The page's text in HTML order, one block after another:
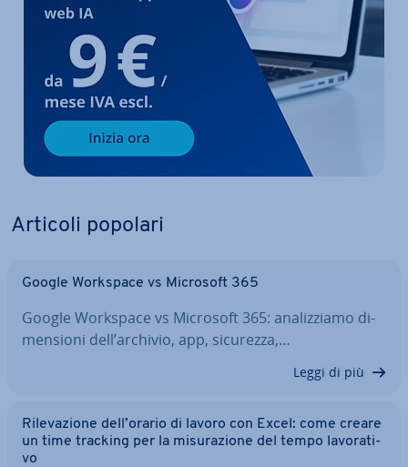
Articoli popolari
Google Workspace vs Microsoft 365
Google Workspace vs Microsoft 365: ana­liz­zia­mo di­
men­sio­ni dell’archivio, app, sicurezza,…
Leggi di più
Ri­le­va­zio­ne dell’orario di lavoro con Excel: come creare
un time tracking per la mi­su­ra­zio­ne del tempo la­vo­ra­ti­
vo